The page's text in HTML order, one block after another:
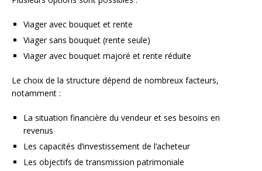
Viager avec bouquet et rente
Viager sans bouquet (rente seule)
Viager avec bouquet majoré et rente réduite
Le choix de la structure dépend de nombreux facteurs,
notamment :
La situation financière du vendeur et ses besoins en
revenus
Les capacités d’investissement de l’acheteur
Les objectifs de transmission patrimoniale